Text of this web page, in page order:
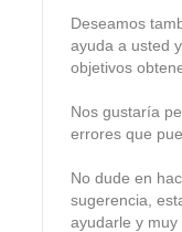
Deseamos
ayuda a usted
objetivos
Nos gustaría
errores que
No dude en
sugerencia,
ayudarle y muy